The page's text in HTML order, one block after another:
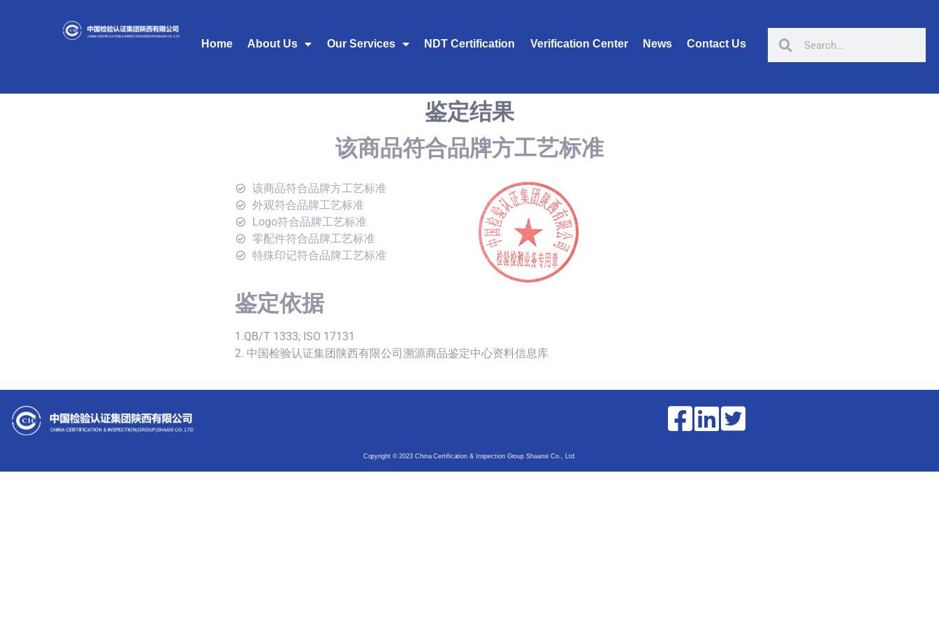
Home About Us Our Services NDT Certification Verification Center News Contact Us
鉴定结果
该商品符合品牌方工艺标准
该商品符合品牌方工艺标准
外观符合品牌工艺标准
Logo符合品牌工艺标准
零配件符合品牌工艺标准
特殊印记符合品牌工艺标准
鉴定依据
1.QB/T 1333; ISO 17131
2. 中国检验认证集团陕西有限公司溯源商品鉴定中心资料信息库
Copyright © 2023 China Certification & Inspection Group Shaanxi Co., Ltd.